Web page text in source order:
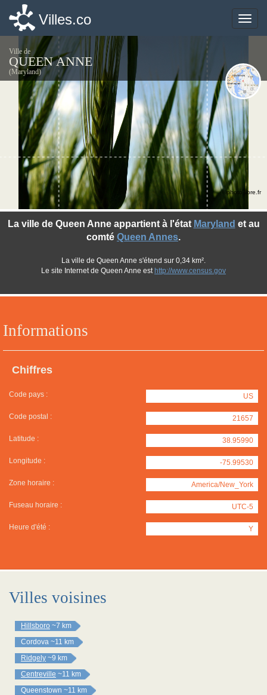
Toggle
Villes.co
Ville de
QUEEN ANNE
(Maryland)
Informations
Chiffres
Code pays : US
Code postal : 21657
Latitude : 38.95990
Longitude : -75.99530
Zone horaire : America/New_York
Fuseau horaire : UTC-5
Heure d'été : Y
La ville de Queen Anne appartient à l'état Maryland et au
comté Queen Annes.
La ville de Queen Anne s'étend sur 0,34 km².
Le site Internet de Queen Anne est http://www.census.gov
©photo-libre.fr
Villes voisines
Hillsboro ~7 km
Cordova ~11 km
Ridgely ~9 km
Centreville ~11 km
Queenstown ~11 km
Toggle
Villes.co